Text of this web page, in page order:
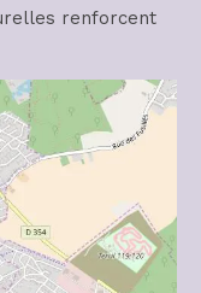
renforcent